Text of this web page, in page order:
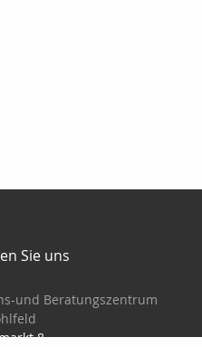
Sie uns
und Beratungszentrum
8